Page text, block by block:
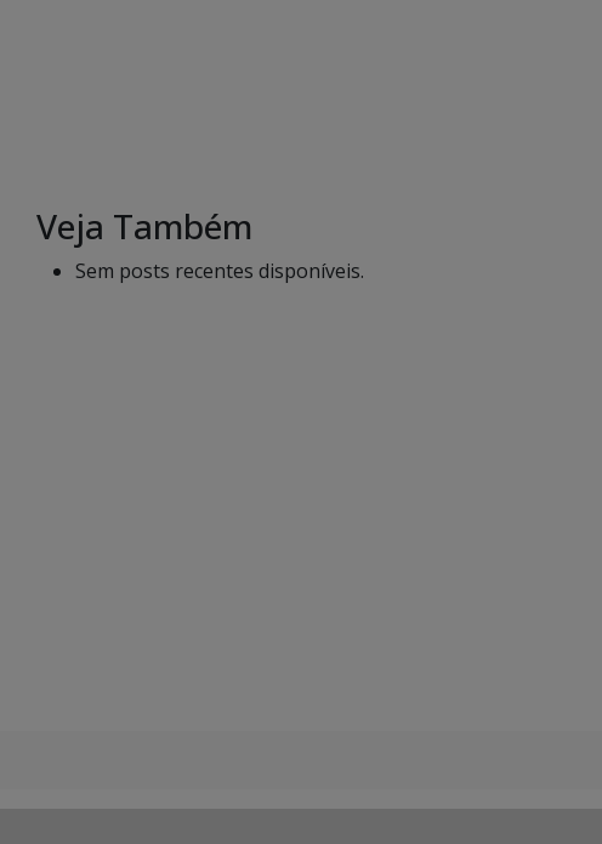
Veja Também
Sem posts recentes disponíveis.